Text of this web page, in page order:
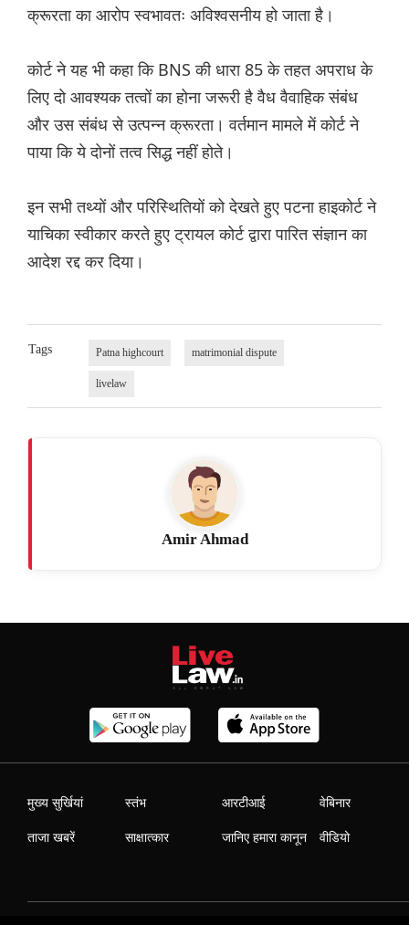
क्रूरता का आरोप स्वभावतः अविश्वसनीय हो जाता है।
कोर्ट ने यह भी कहा कि BNS की धारा 85 के तहत अपराध के
लिए दो आवश्यक तत्वों का होना जरूरी है वैध वैवाहिक संबंध
और उस संबंध से उत्पन्न क्रूरता। वर्तमान मामले में कोर्ट ने
पाया कि ये दोनों तत्व सिद्ध नहीं होते।
इन सभी तथ्यों और परिस्थितियों को देखते हुए पटना हाइकोर्ट ने
याचिका स्वीकार करते हुए ट्रायल कोर्ट द्वारा पारित संज्ञान का
आदेश रद्द कर दिया।
Tags Patna highcourt matrimonial dispute
livelaw
Amir Ahmad
मुख्य सुर्खियां
ताजा खबरें
स्तंभ
साक्षात्कार
आरटीआई
जानिए हमारा कानून
वेबिनार
वीडियो